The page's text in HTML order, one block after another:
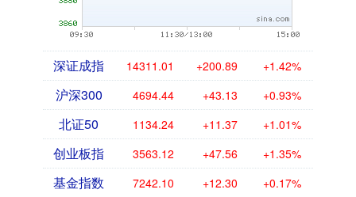
深证成指 14311.01 +200.89 +1.42%
沪深300 4694.44 +43.13 +0.93%
北证50 1134.24 +11.37 +1.01%
创业板指 3563.12 +47.56 +1.35%
基金指数 7242.10 +12.30 +0.17%